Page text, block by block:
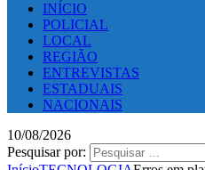
INÍCIO
POLICIAL
LOCAL
REGIÃO
ENTREVISTAS
ESTADUAIS
NACIONAIS
10/08/2026
Pesquisar por: